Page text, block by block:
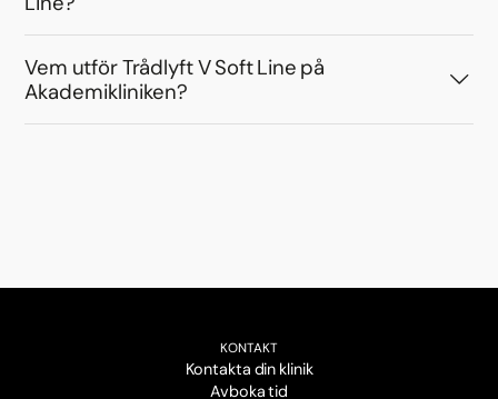
Vem utför Trådlyft V Soft Line på
Akademikliniken?
KONTAKT
Kontakta din klinik
Avboka tid